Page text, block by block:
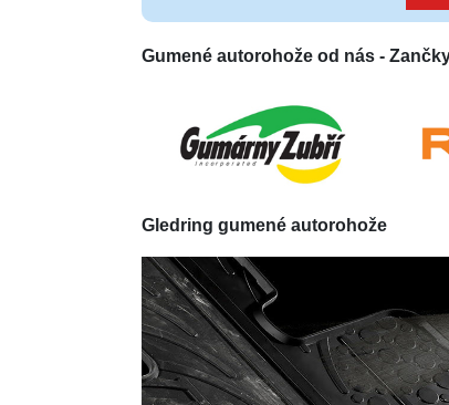
Gumené autorohože od nás -
Gledring gumené autorohože